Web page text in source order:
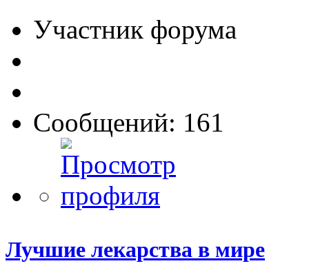
Участник форума
Сообщений: 161
Лучшие лекарства в мире